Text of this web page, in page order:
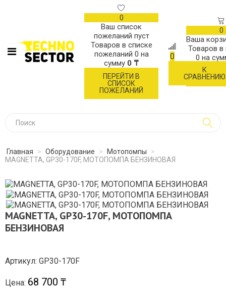
0
Ваш список
пожеланий пуст
Товаров в списке
пожеланий 0 на
сумму 0 ₸
ПЕРЕЙТИ В
СПИСОК
ПОЖЕЛАНИЙ
0
К
СРАВНЕНИЮ
0
Ваша
Товаров в
0 на
Главная > Оборудование > Мотопомпы
>
MAGNETTA, GP30-170F, МОТОПОМПА БЕНЗИНОВАЯ
MAGNETTA, GP30-170F, МОТОПОМПА
БЕНЗИНОВАЯ
Артикул: GP30-170F
Цена: 68 700 ₸